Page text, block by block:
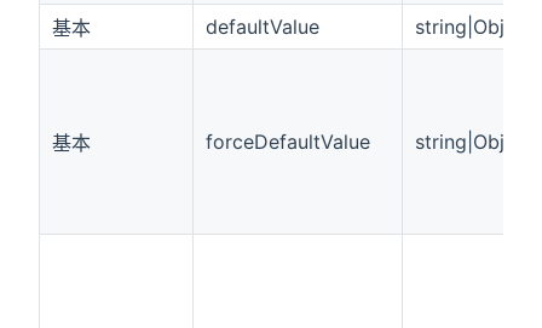
基本 defaultValue string|Object
基本 forceDefaultValue string|Object